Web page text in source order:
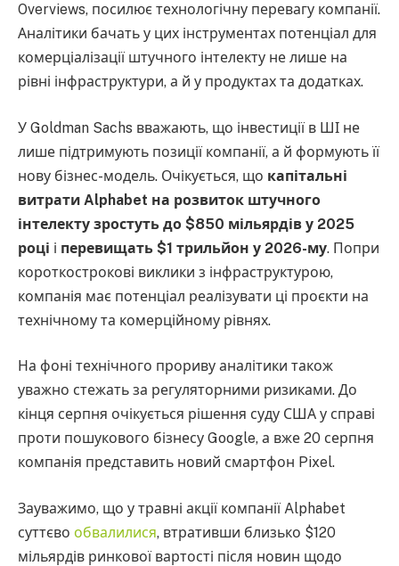
Overviews, посилює технологічну перевагу компанії.
Аналітики бачать у цих інструментах потенціал для
комерціалізації штучного інтелекту не лише на
рівні інфраструктури, а й у продуктах та додатках.
У Goldman Sachs вважають, що інвестиції в ШІ не
лише підтримують позиції компанії, а й формують її
нову бізнес-модель. Очікується, що капітальні
витрати Alphabet на розвиток штучного
інтелекту зростуть до $850 мільярдів у 2025
році і перевищать $1 трильйон у 2026-му. Попри
короткострокові виклики з інфраструктурою,
компанія має потенціал реалізувати ці проєкти на
технічному та комерційному рівнях.
На фоні технічного прориву аналітики також
уважно стежать за регуляторними ризиками. До
кінця серпня очікується рішення суду США у справі
проти пошукового бізнесу Google, а вже 20 серпня
компанія представить новий смартфон Pixel.
Зауважимо, що у травні акції компанії Alphabet
суттєво обвалилися, втративши близько $120
мільярдів ринкової вартості після новин щодо